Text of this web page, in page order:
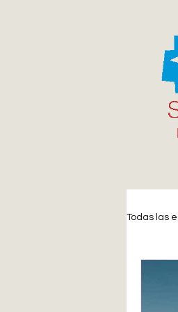
Todas las